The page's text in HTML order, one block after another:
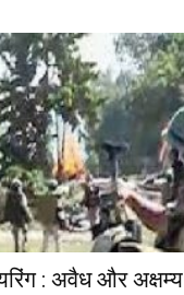
: अवैध और अक्षम्य